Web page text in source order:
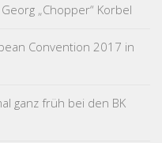
„Chopper“ Korbel
Convention 2017 in
ganz früh bei den BK